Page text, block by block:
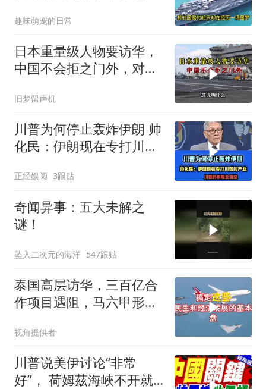
趣味萌宠的日常
日本重量级人物要访华，
中国不会拒之门外，对日
旧梦留声机
川普为何停止轰炸伊朗 帅
化民：伊朗现在专打川普
正经娱阅 3跟贴
奇闻异事：五大未解之
谜！
坠入二次元的海洋 547跟贴
泰国高层访华，三百亿合
作项目遇阻，马六甲形势
视角提供者
川普说美伊讨论“非常
好”， 荷姆茲海峽不开就